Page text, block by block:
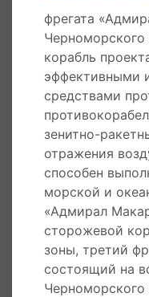
выполнения
произвел
стрельбу по
учебной
проводилось при
соблюдения
Район
море был заранее
судоходства. Для
мореплавания
обеспечения
линиях
проведения
контролировали
ВВС и ПВО
фрегата
корабль
эффективными
средствами
зенитно-
отражения
способен
морской и
«Адмирал
сторожевой
зоны, третий
состоящий на
Черноморского